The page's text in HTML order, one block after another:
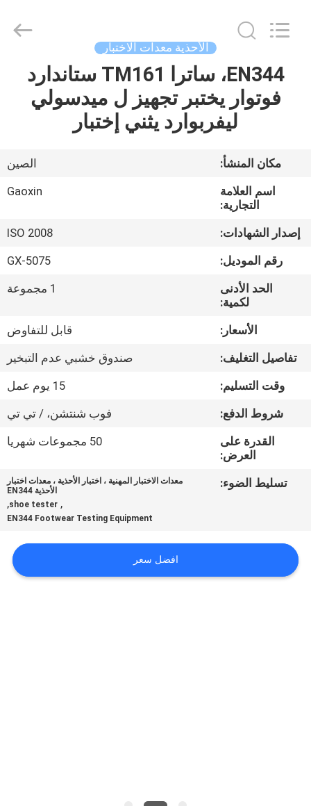
منزل،
بيت
معلومات
جولة
مراقبة
الجودة
اتصل
أخبار
اقتباس
Ltd.，.
Reserved.
Developed
الأحذية معدات الاختبار
EN344، ساترا TM161 ستاندارد
فوتوار يختبر تجهيز ل ميدسولي
ليفربوارد يثني إختبار
مكان المنشأ:
الصين
اسم العلامة
التجارية:
Gaoxin
إصدار الشهادات:
ISO 2008
رقم الموديل:
GX-5075
الحد الأدنى
لكمية:
1 مجموعة
الأسعار:
قابل للتفاوض
تفاصيل التغليف:
صندوق خشبي عدم التبخير
وقت التسليم:
15 يوم عمل
شروط الدفع:
فوب شنتشن، / تي تي
القدرة على
العرض:
50 مجموعات شهريا
تسليط الضوء:
معدات الاختبار المهنية ، اختبار الأحذية ، معدات اختبار
الأحذية EN344
,
shoe tester
,
EN344 Footwear Testing Equipment
افضل سعر